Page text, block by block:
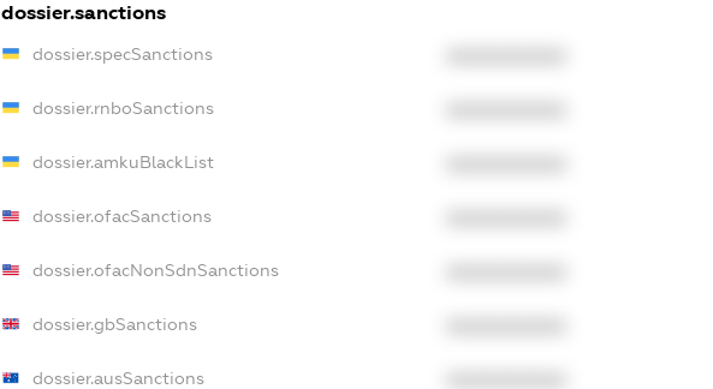
dossier.sanctions
dossier.specSanctions
dossier.rnboSanctions
dossier.amkuBlackList
dossier.ofacSanctions
dossier.ofacNonSdnSanctions
dossier.gbSanctions
dossier.ausSanctions